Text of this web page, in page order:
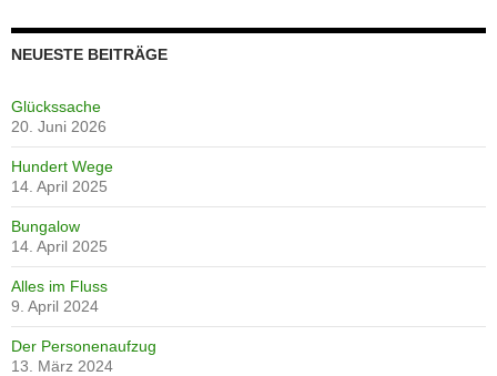
NEUESTE BEITRÄGE
Glückssache
20. Juni 2026
Hundert Wege
14. April 2025
Bungalow
14. April 2025
Alles im Fluss
9. April 2024
Der Personenaufzug
13. März 2024